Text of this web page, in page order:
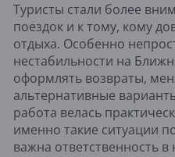
Туристы стали более
поездок и к тому, кому
отдыха. Особенно
нестабильности на
оформлять возвраты,
альтернативные
работа велась
именно такие ситуации
важна ответственность